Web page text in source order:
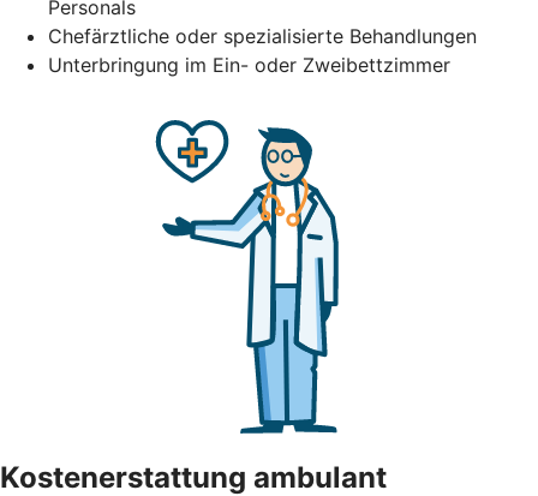
Personals
Chefärztliche oder spezialisierte Behandlungen
Unterbringung im Ein- oder Zweibettzimmer
Kostenerstattung ambulant